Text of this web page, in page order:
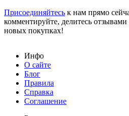
Присоединяйтесь к нам прямо
комментируйте, делитесь
новых покупках!
Инфо
О сайте
Блог
Правила
Справка
Соглашение